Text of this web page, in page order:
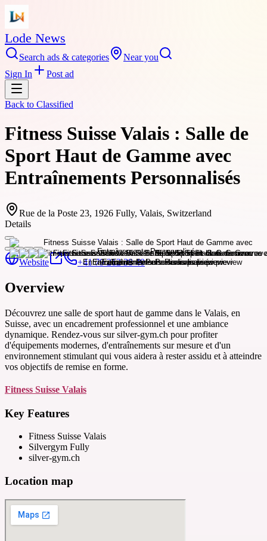
Lode News
Search ads & categories
Near you
Sign In
Post ad
Back to Classified
Fitness Suisse Valais : Salle de
Sport Haut de Gamme avec
Entraînements Personnalisés
Rue de la Poste 23, 1926 Fully, Valais, Switzerland
Details
Website +41 79 212 38 40
Overview
Découvrez une salle de sport haut de gamme dans le Valais, en
Suisse, avec un encadrement professionnel et une ambiance
dynamique. Rendez-vous sur silver-gym.ch pour profiter
d'équipements modernes, d'entraînements sur mesure et d'un
environnement stimulant qui vous aidera à rester assidu et à atteindre
vos objectifs de remise en forme.
Fitness Suisse Valais
Key Features
Fitness Suisse Valais
Silvergym Fully
silver-gym.ch
Location map